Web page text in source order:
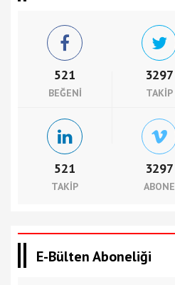
521
BEĞENI
3297
TAKIP
521
TAKIP
3297
ABONE
E-Bülten Aboneliği